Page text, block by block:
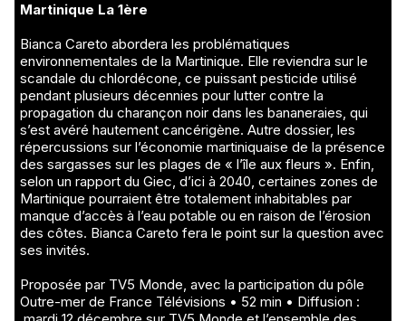
Martinique La 1ère
Bianca Careto abordera les problématiques
environnementales de la Martinique. Elle reviendra sur le
scandale du chlordécone, ce puissant pesticide utilisé
pendant plusieurs décennies pour lutter contre la
propagation du charançon noir dans les bananeraies, qui
s’est avéré hautement cancérigène. Autre dossier, les
répercussions sur l’économie martiniquaise de la présence
des sargasses sur les plages de « l’île aux fleurs ». Enfin,
selon un rapport du Giec, d’ici à 2040, certaines zones de
Martinique pourraient être totalement inhabitables par
manque d’accès à l’eau potable ou en raison de l’érosion
des côtes. Bianca Careto fera le point sur la question avec
ses invités.
Proposée par TV5 Monde, avec la participation du pôle
Outre-mer de France Télévisions • 52 min • Diffusion :